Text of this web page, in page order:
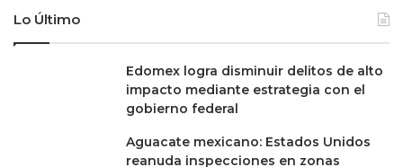
Lo Último
Edomex logra disminuir delitos de alto
impacto mediante estrategia con el
gobierno federal
Aguacate mexicano: Estados Unidos
reanuda inspecciones en zonas